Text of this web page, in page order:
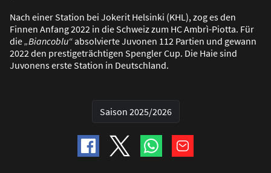
Nach einer Station bei Jokerit Helsinki (KHL), zog es den
Finnen Anfang 2022 in die Schweiz zum HC Ambrì-Piotta. Für
die„Biancoblu“absolvierte Juvonen 112 Partien und gewann
2022 den prestigeträchtigen Spengler Cup. Die Haie sind
Juvonens erste Station in Deutschland.
Saison 2025/2026